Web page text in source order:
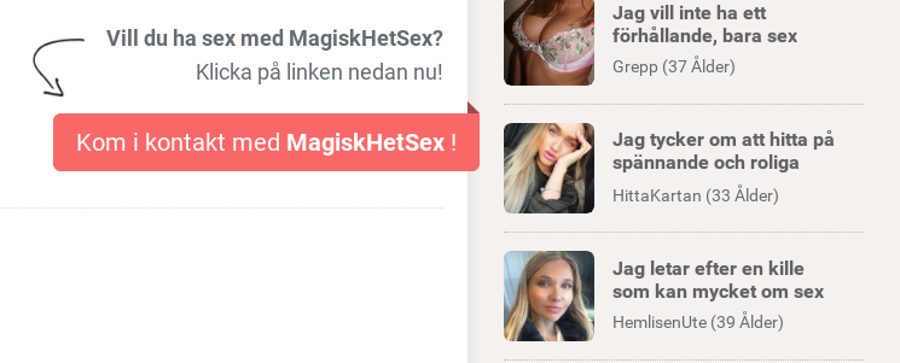
Vill du ha sex med MagiskHetSex?
Klicka på linken nedan nu!
Kom i kontakt med MagiskHetSex !
Jag vill inte ha ett
förhållande, bara sex
Grepp (37 Ålder)
Jag tycker om att hitta på
spännande och roliga
äventyr
HittaKartan (33 Ålder)
Jag letar efter en kille
som kan mycket om sex
HemlisenUte (39 Ålder)